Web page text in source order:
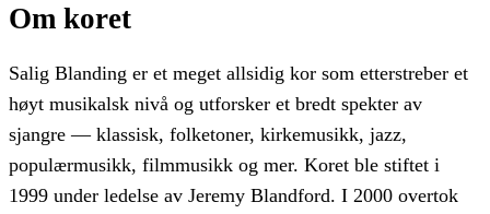
Om koret
Salig Blanding er et meget allsidig kor som etterstreber et
høyt musikalsk nivå og utforsker et bredt spekter av
sjangre — klassisk, folketoner, kirkemusikk, jazz,
populærmusikk, filmmusikk og mer. Koret ble stiftet i
1999 under ledelse av Jeremy Blandford. I 2000 overtok